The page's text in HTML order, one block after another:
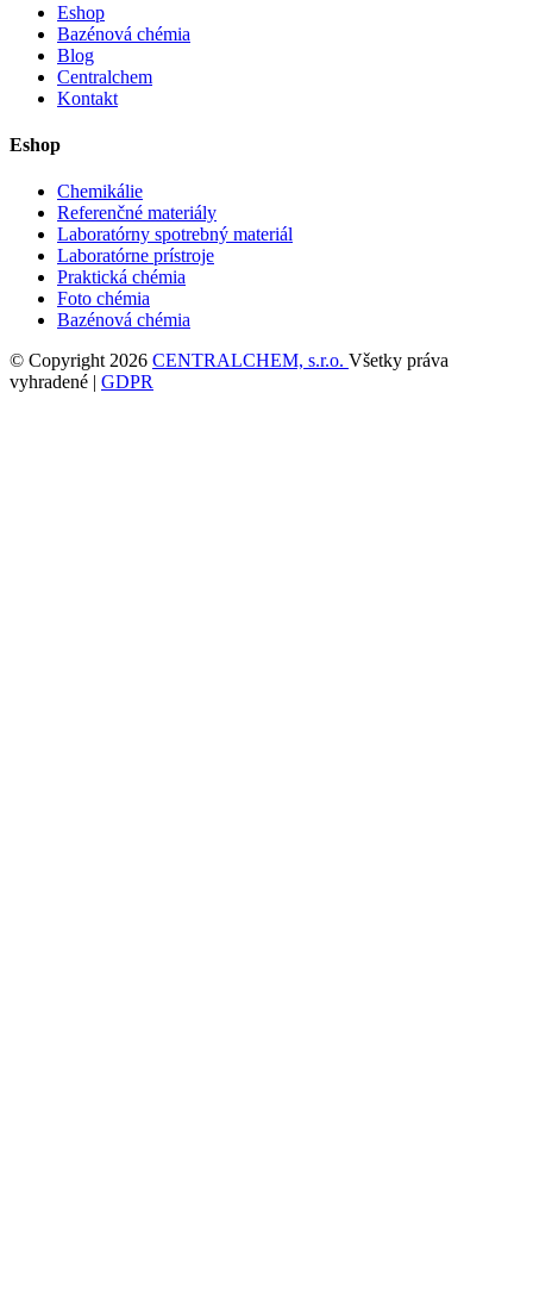
Eshop
Bazénová chémia
Blog
Centralchem
Kontakt
Eshop
Chemikálie
Referenčné materiály
Laboratórny spotrebný materiál
Laboratórne prístroje
Praktická chémia
Foto chémia
Bazénová chémia
© Copyright 2026 CENTRALCHEM, s.r.o. Všetky práva
vyhradené | GDPR